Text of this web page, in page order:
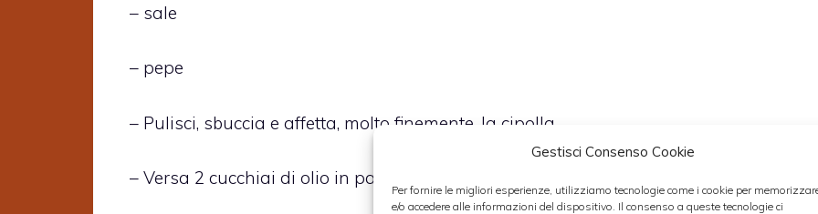
Gestisci Consenso Cookie
Per fornire le migliori esperienze, utilizziamo tecnologie come i cookie per
e/o accedere alle informazioni del dispositivo. Il consenso a queste tecnologie ci
– sale
– pepe
– Pulisci, sbuccia e affetta, molto finemente, la cipolla
– Versa 2 cucchiai di olio in padella antiaderente dai bordi alti e accendi il fuoco